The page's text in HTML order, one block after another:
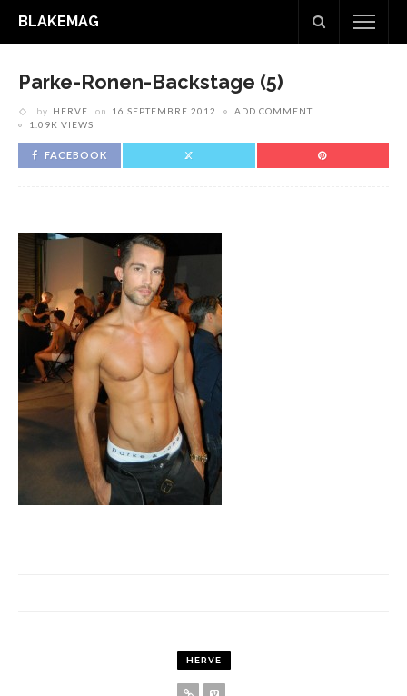
BLAKEMAG
Parke-Ronen-Backstage (5)
by HERVE on 16 SEPTEMBRE 2012
ADD COMMENT
1.09K VIEWS
FACEBOOK
HERVE